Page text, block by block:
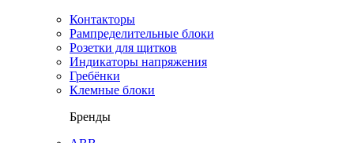
Контакторы
Рампределительные блоки
Розетки для щитков
Индикаторы напряжения
Гребёнки
Клемные блоки
Бренды